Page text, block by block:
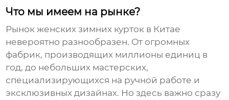
Что мы имеем на рынке?
Рынокженских зимних курток в Китае
невероятно разнообразен. От огромных
фабрик, производящих миллионы единиц в
год, до небольших мастерских,
специализирующихся на ручной работе и
эксклюзивных дизайнах. Но здесь важно сразу